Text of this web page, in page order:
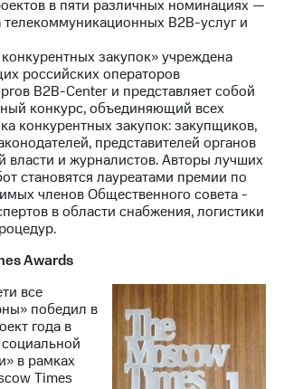
в пяти различных номинациях —
телекоммуникационных B2B-услуг и
закупок» учреждена
российских операторов
B2B-Center и представляет собой
конкурс, объединяющий всех
конкурентных закупок: закупщиков,
представителей органов
власти и журналистов. Авторы лучших
становятся лауреатами премии по
членов Общественного совета -
в области снабжения, логистики
Awards
все
победил в
года в
в рамках
Times